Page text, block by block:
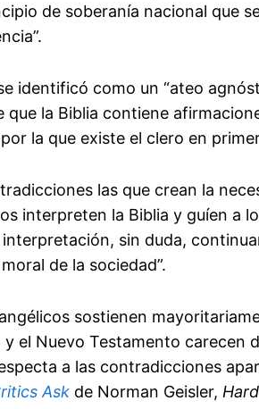
de soberanía nacional que
identificó como un “ateo
que la Biblia contiene
la que existe el clero en
las que crean la
interpreten la Biblia y guíen a
interpretación, sin duda,
de la sociedad”.
sostienen
y el Nuevo Testamento carecen
a las contradicciones
Ask de Norman Geisler,